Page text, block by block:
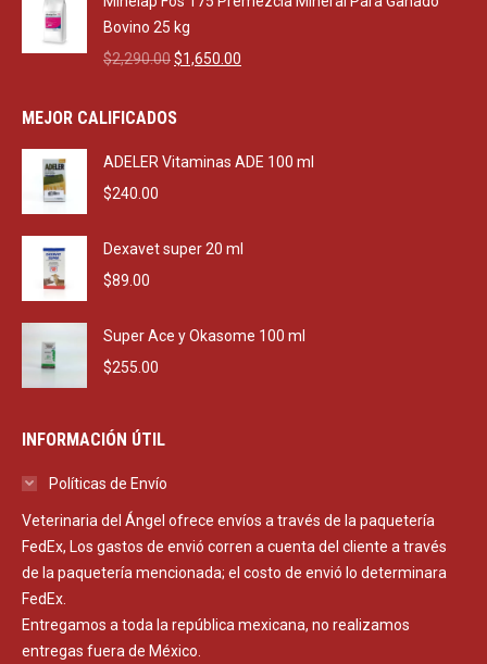
$470.00.
Bovino 25 kg
$2,290.00Original
was:
$1,650.00
MEJOR CALIFICADOS
ADELER Vitaminas ADE 100 ml
$240.00
Dexavet super 20 ml
$89.00
Super Ace y Okasome 100 ml
$255.00
INFORMACIÓN ÚTIL
Políticas de Envío
Veterinaria del Ángel ofrece envíos a través de la paquetería
FedEx, Los gastos de envió corren a cuenta del cliente a través
de la paquetería mencionada; el costo de envió lo determinara
FedEx.
Entregamos a toda la república mexicana, no realizamos
entregas fuera de México.